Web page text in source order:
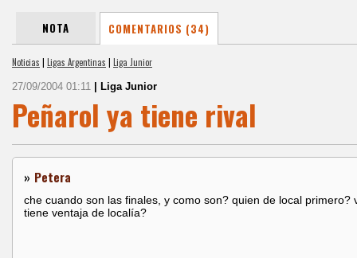
NOTA COMENTARIOS (34)
Noticias | Ligas Argentinas | Liga Junior
27/09/2004 01:11 | Liga Junior
Peñarol ya tiene rival
» Petera
che cuando son las finales, y como son? quien de local primero?
tiene ventaja de localía?